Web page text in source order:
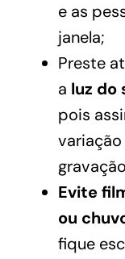
e as
janela;
Preste
a luz do
pois
Evite
ou
fique